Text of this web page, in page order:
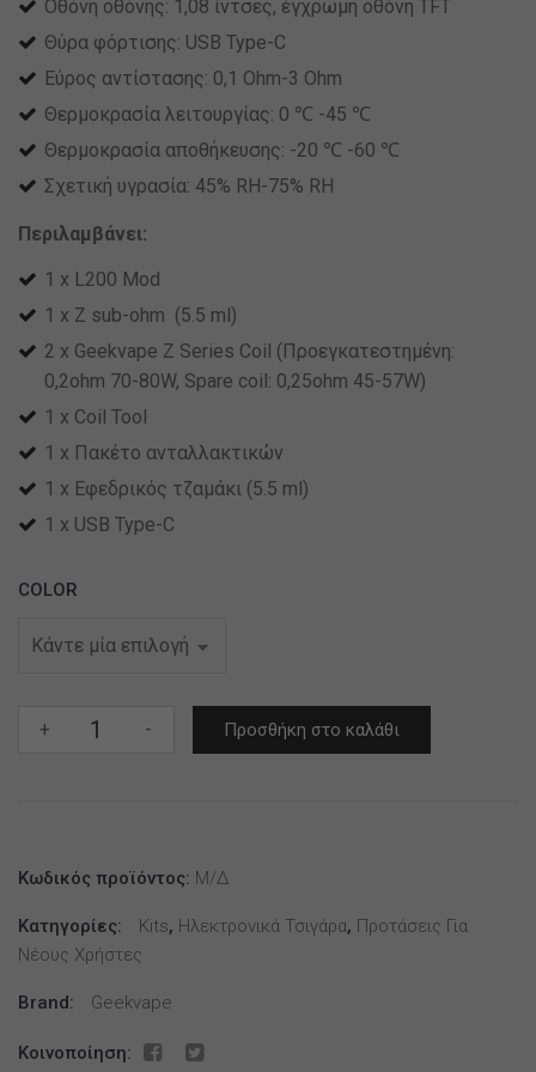
Οθόνη οθόνης: 1,08 ίντσες, έγχρωμη οθόνη TFT
Θύρα φόρτισης: USB Type-C
Εύρος αντίστασης: 0,1 Ohm-3 Ohm
Θερμοκρασία λειτουργίας: 0 ℃ -45 ℃
Θερμοκρασία αποθήκευσης: -20 ℃ -60 ℃
Σχετική υγρασία: 45% RH-75% RH
Περιλαμβάνει:
1 x L200 Mod
1 x Z sub-ohm (5.5 ml)
2 x Geekvape Z Series Coil (Προεγκατεστημένη:
0,2ohm 70-80W, Spare coil: 0,25ohm 45-57W)
1 x Coil Tool
1 x Πακέτο ανταλλακτικών
1 x Εφεδρικός τζαμάκι (5.5 ml)
1 x USB Type-C
COLOR
+
L200
TC
–
Geekvape
- Προσθήκη στο καλάθι
Κωδικός προϊόντος: Μ/Δ
Κατηγορίες: Kits, Ηλεκτρονικά Τσιγάρα, Προτάσεις Για
Νέους Χρήστες
Brand: Geekvape
Κοινοποίηση: